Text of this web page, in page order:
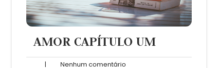
AMOR CAPÍTULO UM
| Nenhum comentário